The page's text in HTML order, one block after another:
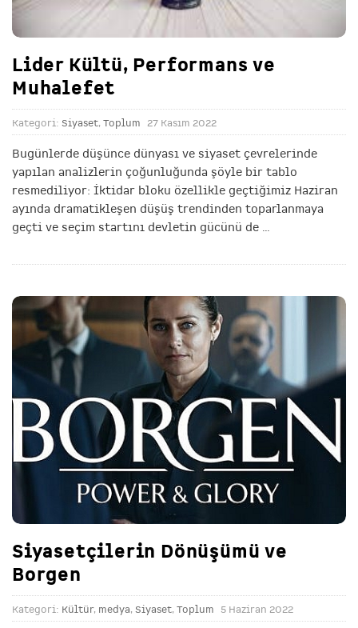
Lider Kültü, Performans ve
Muhalefet
Kategori: Siyaset, Toplum 27 Kasım 2022
Bugünlerde düşünce dünyası ve siyaset çevrelerinde
yapılan analizlerin çoğunluğunda şöyle bir tablo
resmediliyor: İktidar bloku özellikle geçtiğimiz Haziran
ayında dramatikleşen düşüş trendinden toparlanmaya
geçti ve seçim startını devletin gücünü de
Siyasetçilerin Dönüşümü ve
Borgen
Kategori: Kültür, medya, Siyaset, Toplum 5 Haziran 2022